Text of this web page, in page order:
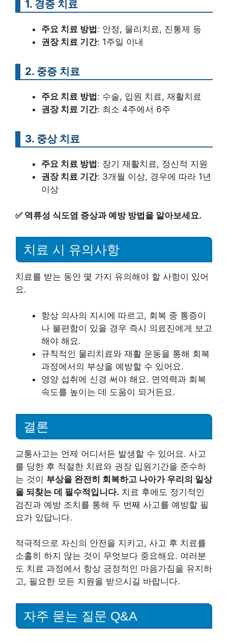
1. 경증 치료
주요 치료 방법 : 안정, 물리치료, 진통제 등
권장 치료 기간: 1주일 이내
2. 중증 치료
주요 치료 방법 : 수술, 입원 치료, 재활치료
권장 치료 기간: 최소 4주에서 6주
3. 중상 치료
주요 치료 방법 : 장기 재활치료, 정신적 지원
권장 치료 기간: 3개월 이상, 경우에 따라 1년
이상
✅ 역류성 식도염 증상과 예방 방법을 알아보세요.
치료 시 유의사항
치료를 받는 동안 몇 가지 유의해야 할 사항이 있어
요.
항상 의사의 지시에 따르고, 회복 중 통증이
나 불편함이 있을 경우 즉시 의료진에게 보고
해야 해요.
규칙적인 물리치료와 재활 운동을 통해 회복
과정에서의 부상을 예방할 수 있어요.
영양 섭취에 신경 써야 해요. 면역력과 회복
속도를 높이는 데 도움이 되거든요.
결론
교통사고는 언제 어디서든 발생할 수 있어요. 사고
를 당한 후 적절한 치료와 권장 입원기간을 준수하
는 것이 부상을 완전히 회복하고 나아가 우리의 일상
을 되찾는 데 필수적입니다. 치료 후에도 정기적인
검진과 예방 조치를 통해 두 번째 사고를 예방할 필
요가 있답니다.
적극적으로 자신의 안전을 지키고, 사고 후 치료를
소홀히 하지 않는 것이 무엇보다 중요해요. 여러분
도 치료 과정에서 항상 긍정적인 마음가짐을 유지하
고, 필요한 모든 지원을 받으시길 바랍니다.
자주 묻는 질문 Q&A